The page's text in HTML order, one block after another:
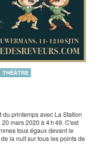
THÉÂTRE
printemps avec La Station
mars 2020 à 4 h 49. C'est
tous égaux devant le
la nuit sur tous les points de